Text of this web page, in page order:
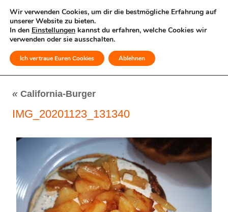
MENÜ
« California-Burger
IMG_20201123_131340
Wir verwenden Cookies, um dir die bestmögliche Erfahrung auf
unserer Website zu bieten.
In den Einstellungen kannst du erfahren, welche Cookies wir
verwenden oder sie ausschalten.
Ich vertraue Euren Cookies Ablehnen